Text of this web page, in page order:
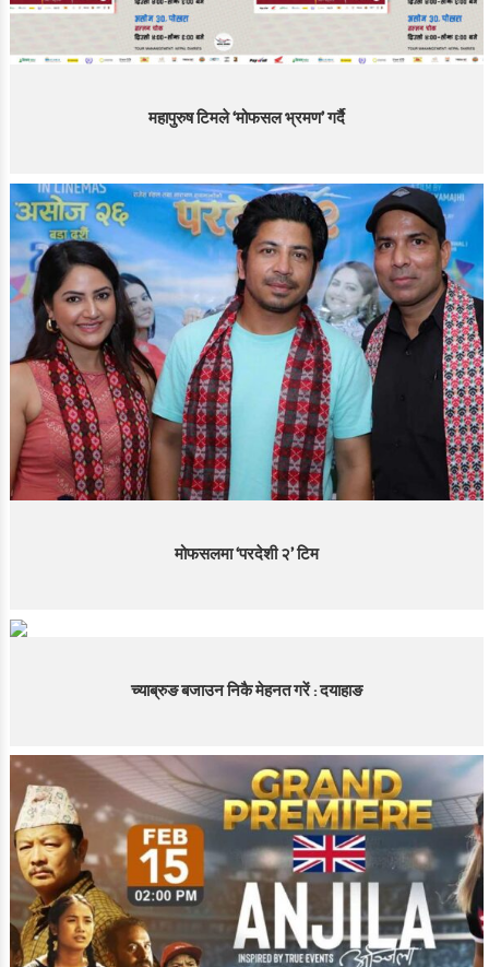
महापुरुष टिमले ‘मोफसल भ्रमण’ गर्दै
मोफसलमा ‘परदेशी २’ टिम
च्याब्रुङ बजाउन निकै मेहनत गरें : दयाहाङ